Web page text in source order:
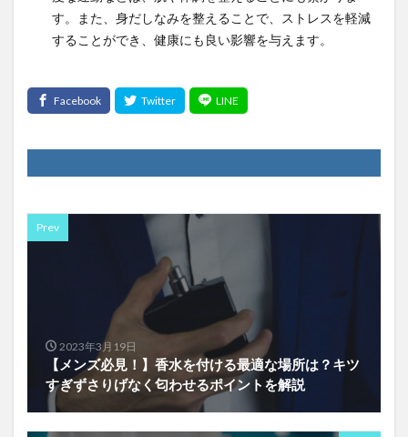
す。また、身だしなみを整えることで、ストレスを軽減
することができ、健康にも良い影響を与えます。
Prev
2023年3月19日
【メンズ必見！】香水を付ける最適な場所は？キツ
すぎずさりげなく匂わせるポイントを解説